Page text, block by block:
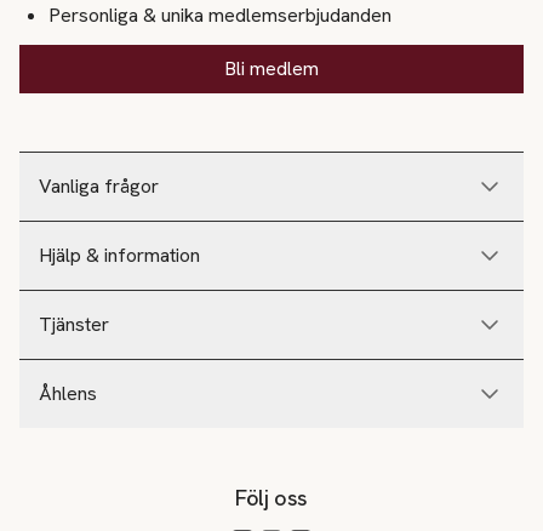
Vanliga frågor
Hjälp & information
Tjänster
Åhlens
Personliga & unika medlemserbjudanden
Bli medlem
Följ oss